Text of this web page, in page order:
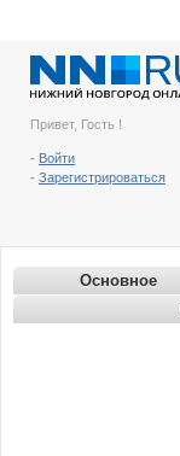
Привет, Гость !
- Войти
- Зарегистрироваться
Основное